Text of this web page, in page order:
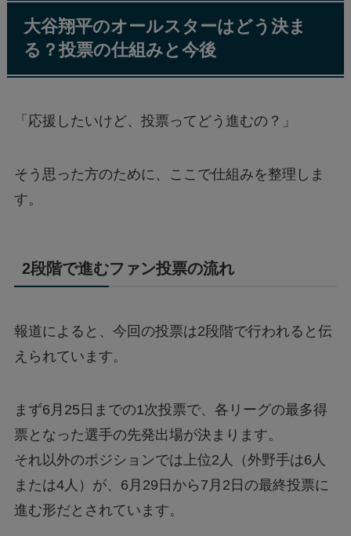
大谷翔平のオールスターはどう決ま
る？投票の仕組みと今後
「応援したいけど、投票ってどう進むの？」
そう思った方のために、ここで仕組みを整理しま
す。
2段階で進むファン投票の流れ
報道によると、今回の投票は2段階で行われると伝
えられています。
まず6月25日までの1次投票で、各リーグの最多得
票となった選手の先発出場が決まります。
それ以外のポジションでは上位2人（外野手は6人
または4人）が、6月29日から7月2日の最終投票に
進む形だとされています。